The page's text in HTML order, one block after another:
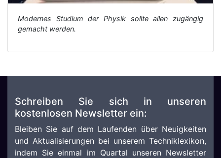
Modernes Studium der Physik sollte allen zugängig
gemacht werden.
Schreiben Sie sich in unseren
kostenlosen Newsletter ein:
Bleiben Sie auf dem Laufenden über Neuigkeiten
und Aktualisierungen bei unserem Techniklexikon,
indem Sie einmal im Quartal unseren Newsletter